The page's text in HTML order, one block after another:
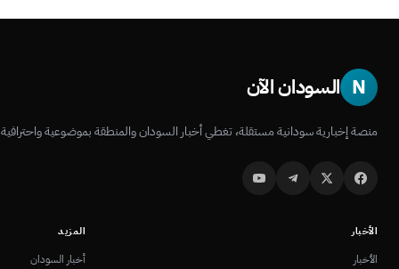
N السودان الآن
منصة إخبارية سودانية مستقلة، تغطي أخبار السودان والمنطقة بموضوعية
الأخبار
الأخبار
المزيد
أخبار السودان